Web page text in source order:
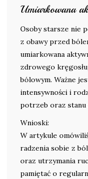
Umiarkowana
Osoby starsze nie
z obawy przed
umiarkowana
zdrowego
bólowym. Ważne
intensywności i
potrzeb oraz stanu
Wnioski:
W artykule
radzenia sobie z
oraz utrzymania
pamiętać o